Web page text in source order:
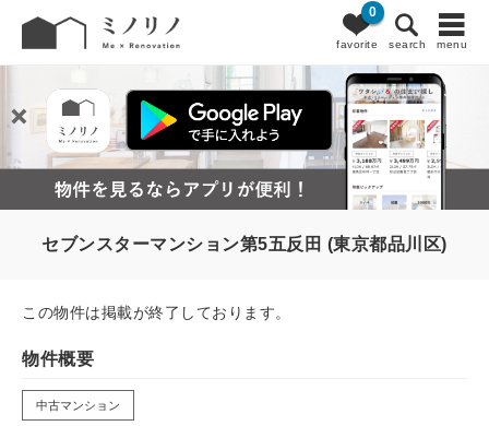
favorite
0
search menu
セブンスターマンション第5五反田 (東京都品川区)
この物件は掲載が終了しております。
物件概要
中古マンション